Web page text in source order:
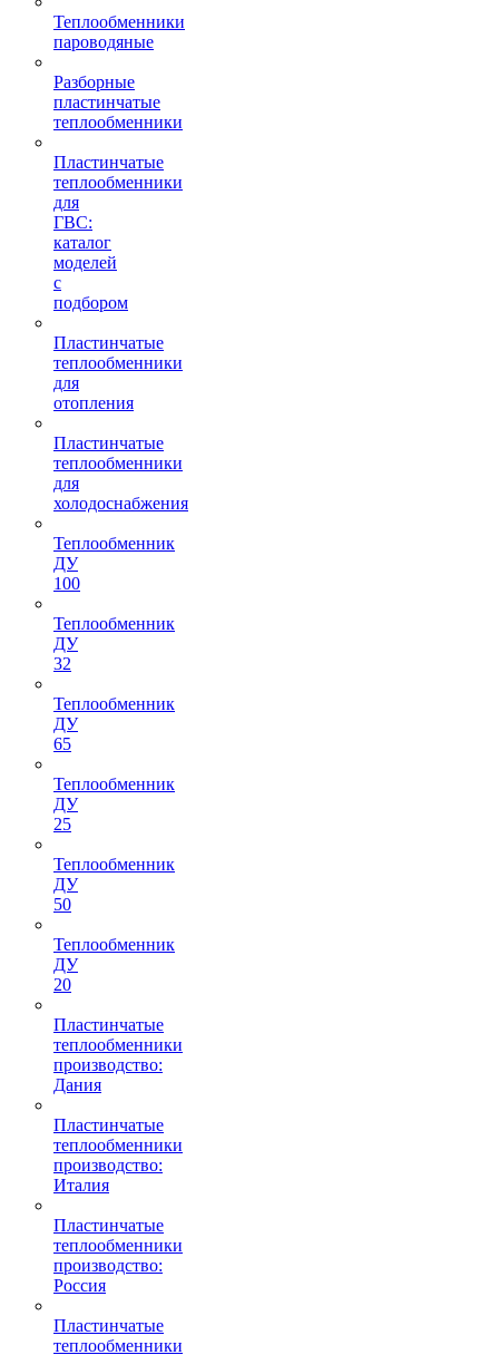
Теплообменники
пароводяные
Разборные
пластинчатые
теплообменники
Пластинчатые
теплообменники
для
ГВС:
каталог
моделей
с
подбором
Пластинчатые
теплообменники
для
отопления
Пластинчатые
теплообменники
для
холодоснабжения
Теплообменник
ДУ
100
Теплообменник
ДУ
32
Теплообменник
ДУ
65
Теплообменник
ДУ
25
Теплообменник
ДУ
50
Теплообменник
ДУ
20
Пластинчатые
теплообменники
производство:
Дания
Пластинчатые
теплообменники
производство:
Италия
Пластинчатые
теплообменники
производство:
Россия
Пластинчатые
теплообменники